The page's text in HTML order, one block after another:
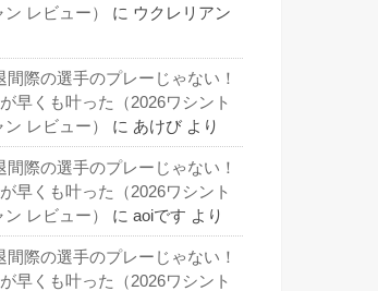
レビュー）
に ウクレリアン
間際の選手のプレーじゃない！
早くも叶った（2026ワシント
レビュー）
に あけび より
間際の選手のプレーじゃない！
早くも叶った（2026ワシント
レビュー）
に aoiです より
間際の選手のプレーじゃない！
早くも叶った（2026ワシント